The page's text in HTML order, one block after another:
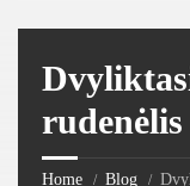
Home Blog